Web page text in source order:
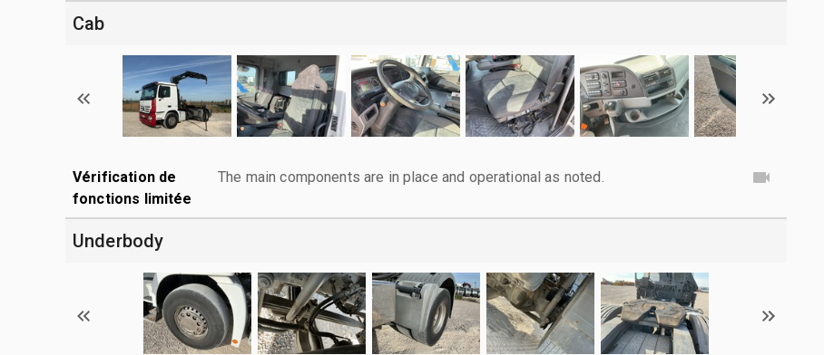
Cab
Vérification de
fonctions limitée
The main components are in place and operational as noted.
Underbody